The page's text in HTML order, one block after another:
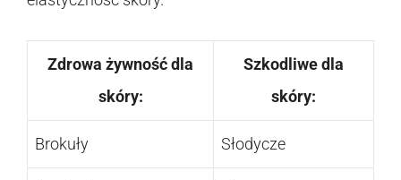
Zdrowa żywność dla
skóry:
Szkodliwe dla
skóry:
Brokuły Słodycze